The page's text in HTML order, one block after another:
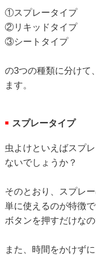
①スプレータイプ
②リキッドタイプ
③シートタイプ
の3つの種類に分けて
ます。
■ スプレータイプ
虫よけといえばスプ
ないでしょうか？
そのとおり、スプレ
単に使えるのが特徴で
ボタンを押すだけな
また、時間をかけず